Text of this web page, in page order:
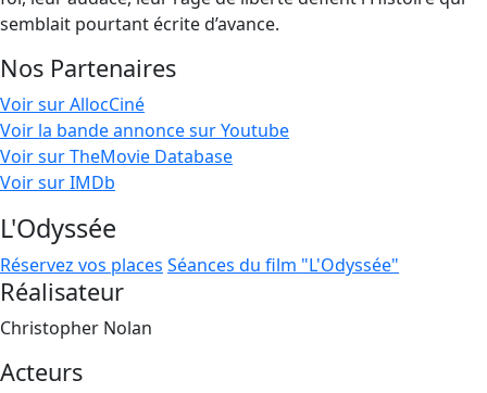
semblait pourtant écrite d’avance.
Nos Partenaires
Voir sur AllocCiné
Voir la bande annonce sur Youtube
Voir sur TheMovie Database
Voir sur IMDb
L'Odyssée
Réservez vos places Séances du film "L'Odyssée"
Réalisateur
Christopher Nolan
Acteurs